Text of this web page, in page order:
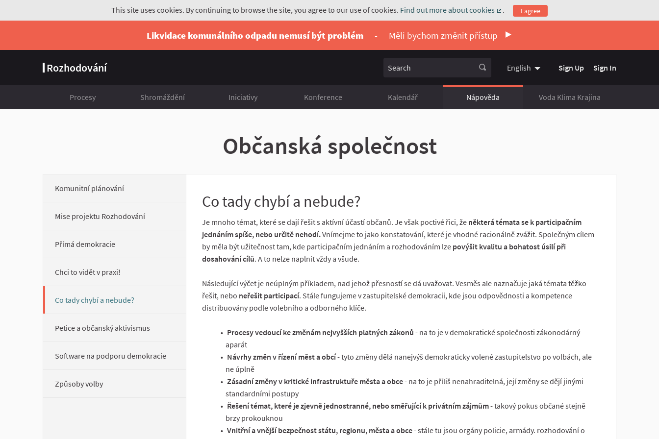
This site uses cookies. By continuing to browse the site, you agree to our use of cookies. Find out more about cookies
(External link)
. I agree
Likvidace komunálního odpadu nemusí být problém - Měli bychom změnit přístup
Rozhodování Search English Vyberte jazyk Choose language
Sign Up Sign In
Procesy Shromáždění Iniciativy Konference Kalendář Nápověda Voda Klima Krajina
Občanská společnost
Komunitní plánování
Mise projektu Rozhodování
Přímá demokracie
Chci to vidět v praxi!
Co tady chybí a nebude?
Petice a občanský aktivismus
Software na podporu demokracie
Způsoby volby
Co tady chybí a nebude?
Je mnoho témat, které se dají řešit s aktívní účastí občanů. Je však poctivé řici, že některá témata se k participačním
jednáním spíše, nebo určitě nehodí.Vnímejme to jako konstatování, které je vhodné racionálně zvážit. Společným cílem
by měla být užitečnost tam, kde participačním jednáním a rozhodováním lze povýšit kvalitu a bohatost úsilí při
dosahování cílů. A to nelze naplnit vždy a všude.
Následující výčet je neúplným příkladem, nad jehož přesností se dá uvažovat. Vesměs ale naznačuje jaká témata těžko
řešit, nebo neřešit participací. Stále fungujeme v zastupitelské demokracii, kde jsou odpovědnosti a kompetence
distribuovány podle volebního a odborného klíče.
Procesy vedoucí ke změnám nejvyšších platných zákonů - na to je v demokratické společnosti zákonodárný
aparát
Návrhy změn v řízení měst a obcí- tyto změny dělá nanejvýš demokraticky volené zastupitelstvo po volbách, ale
ne úplně
Zásadní změny v kritické infrastruktuře města a obce- na to je příliš nenahraditelná, její změny se dějí jinými
standardními postupy
Řešení témat, které je zjevně jednostranné, nebo směřující k privátním zájmům- takový pokus občané stejně
brzy prokouknou
Vnitřní a vnější bezpečnost státu, regionu, města a obce- stále tu jsou orgány policie, armády. rozhodování o